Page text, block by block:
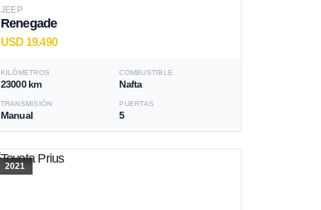
JEEP
Renegade
USD 19.490
KILÓMETROS
23000 km
COMBUSTIBLE
Nafta
TRANSMISIÓN
Manual
PUERTAS
5
2021